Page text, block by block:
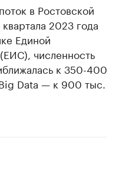
в Ростовской
2023 года
Единой
численность
к 350-400
Data — к 900 тыс.